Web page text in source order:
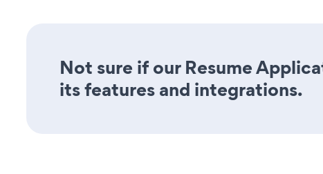
Not sure if our Resume
its features and integrations.